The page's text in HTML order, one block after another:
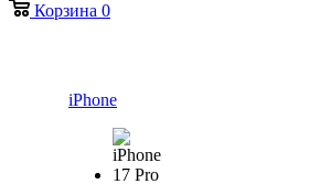
Корзина 0
iPhone